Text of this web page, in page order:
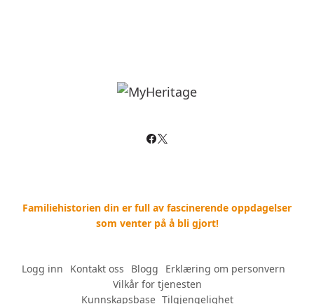
Familiehistorien din er full av fascinerende oppdagelser
som venter på å bli gjort!
Logg inn Kontakt oss Blogg Erklæring om personvern
Vilkår for tjenesten
Kunnskapsbase-- Tilgjengelighet